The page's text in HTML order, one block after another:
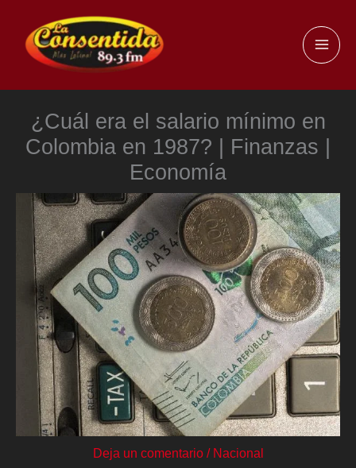
contenido
¿Cuál era el salario mínimo en
Colombia en 1987? | Finanzas |
Economía
Deja un comentario / Nacional